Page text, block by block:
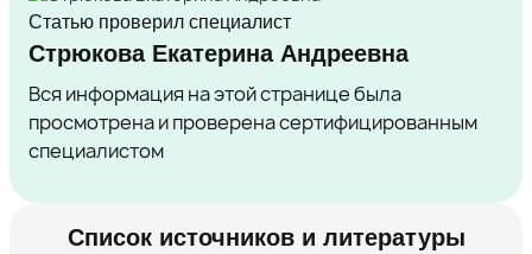
Статью проверил специалист
Стрюкова Екатерина Андреевна
Вся информация на этой странице была
просмотрена и проверена сертифицированным
специалистом
Список источников и литературы